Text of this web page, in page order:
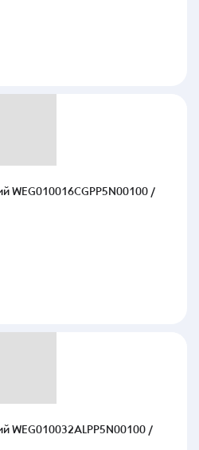
WEG010016CGPP5N00100 /
WEG010032ALPP5N00100 /